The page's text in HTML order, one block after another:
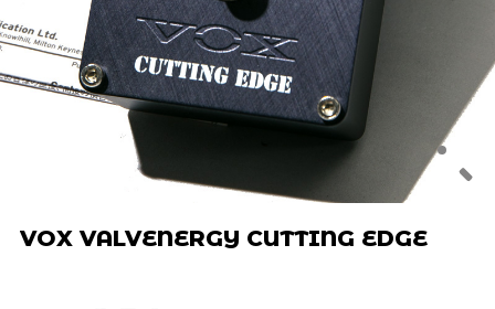
VOX VALVENERGY CUTTING EDGE